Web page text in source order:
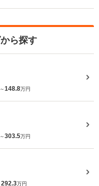
ら探す
148.8万円
303.5万円
292.3万円